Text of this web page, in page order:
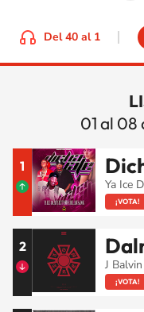
Del 40 al 1
01 al 08
1
Ya Ice
¡VOTA!
2
J
¡VOTA!